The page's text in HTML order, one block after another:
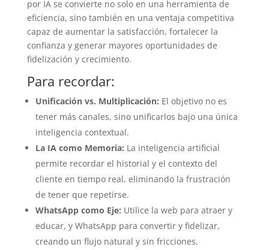
por IA se convierte no solo en una herramienta de
eficiencia, sino también en una ventaja competitiva
capaz de aumentar la satisfacción, fortalecer la
confianza y generar mayores oportunidades de
fidelización y crecimiento.
Para recordar:
Unificación vs. Multiplicación: El objetivo no es
tener más canales, sino unificarlos bajo una única
inteligencia contextual.
La IA como Memoria: La inteligencia artificial
permite recordar el historial y el contexto del
cliente en tiempo real, eliminando la frustración
de tener que repetirse.
WhatsApp como Eje: Utilice la web para atraer y
educar, y WhatsApp para convertir y fidelizar,
creando un flujo natural y sin fricciones.